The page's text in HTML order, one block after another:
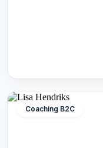
Coaching B2C